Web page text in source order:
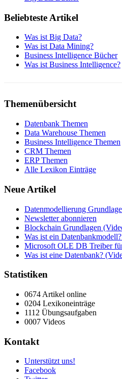
Beliebteste Artikel
Was ist Big Data?
Was ist Data Mining?
Business Intelligence Bücher
Was ist Business Intelligence?
Themenübersicht
Datenbank Themen
Data Warehouse Themen
Business Intelligence Themen
CRM Themen
ERP Themen
Alle Lexikon Einträge
Neue Artikel
Datenmodellierung
Newsletter abonnieren
Blockchain Grundlagen
Was ist ein
Microsoft OLE DB Treiber
Was ist eine Datenbank?
Statistiken
0674 Artikel online
0204 Lexikoneinträge
1112 Übungsaufgaben
0007 Videos
Kontakt
Unterstützt uns!
Facebook